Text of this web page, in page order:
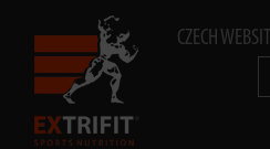
CZECH